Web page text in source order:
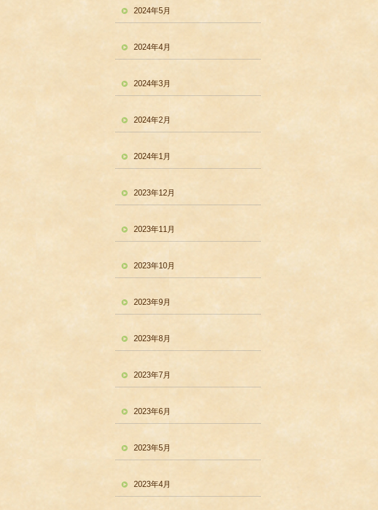
2024年5月
2024年4月
2024年3月
2024年2月
2024年1月
2023年12月
2023年11月
2023年10月
2023年9月
2023年8月
2023年7月
2023年6月
2023年5月
2023年4月